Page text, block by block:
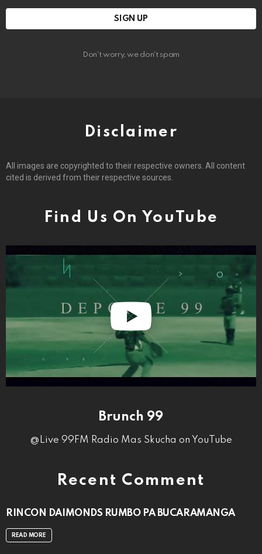
Don't worry, we don't spam
Disclaimer
All images are copyrighted to their respective owners. All content
cited is derived from their respective sources.
Find Us On YouTube
Brunch 99
@Live 99FM Radio Mas Skucha on YouTube
Recent Comment
RINCON DAIMONDS RUMBO PA BUCARAMANGA
READ MORE